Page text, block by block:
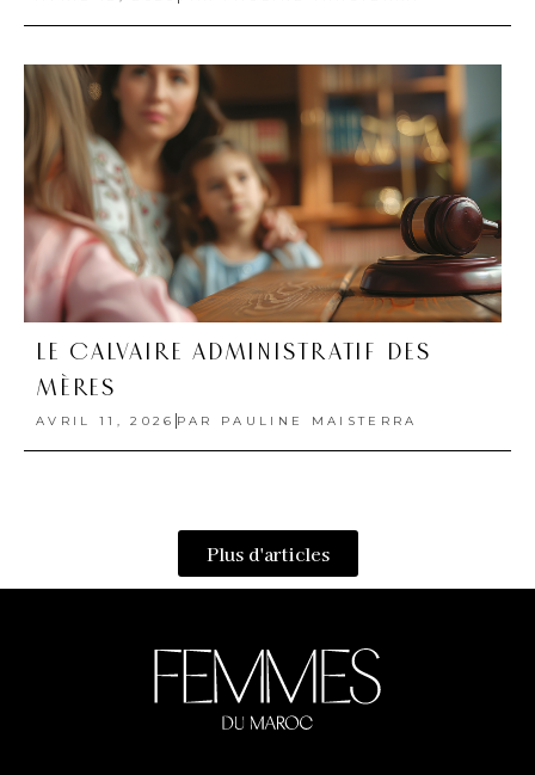
TALEL PARIS, QUAND LE SAC DEVIENT
AVRIL 12, 2026PAR PAULINE MAISTERRA
LE CALVAIRE ADMINISTRATIF DES